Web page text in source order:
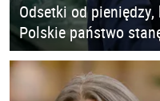
Odsetki od
Polskie państwo